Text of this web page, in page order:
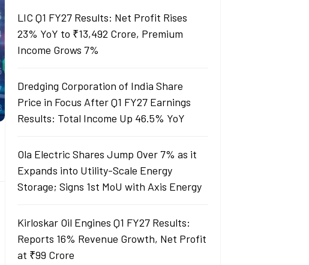
LIC Q1 FY27 Results: Net Profit Rises
23% YoY to ₹13,492 Crore, Premium
Income Grows 7%
Dredging Corporation of India Share
Price in Focus After Q1 FY27 Earnings
Results: Total Income Up 46.5% YoY
Ola Electric Shares Jump Over 7% as it
Expands into Utility-Scale Energy
Storage; Signs 1st MoU with Axis Energy
Kirloskar Oil Engines Q1 FY27 Results:
Reports 16% Revenue Growth, Net Profit
at ₹99 Crore